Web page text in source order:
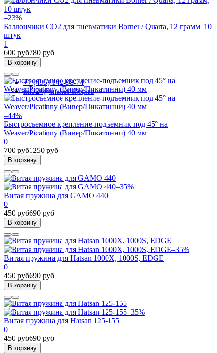
+7 (495) 142-98-74
info24@maket-shop.ru
–23%
Баллончики CO2 для пневматики Borner / Quarta, 12 грамм, 10
штук
1
600 руб780 руб
В корзину
–44%
Быстросъемное крепление-подъемник под 45° на
Weaver/Picatinny (Вивер/Пикатинни) 40 мм
0
700 руб1250 руб
В корзину
–35%
Витая пружина для GAMO 440
0
450 руб690 руб
В корзину
–35%
Витая пружина для Hatsan 1000X, 1000S, EDGE
0
450 руб690 руб
В корзину
–35%
Витая пружина для Hatsan 125-155
0
450 руб690 руб
В корзину